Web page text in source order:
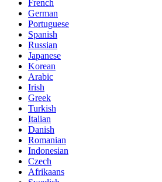
French
German
Portuguese
Spanish
Russian
Japanese
Korean
Arabic
Irish
Greek
Turkish
Italian
Danish
Romanian
Indonesian
Czech
Afrikaans